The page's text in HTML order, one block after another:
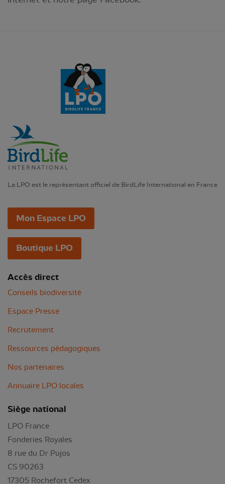
La LPO est le représentant officiel de BirdLife International en France
Mon Espace LPO
Boutique LPO
Accès direct
Conseils biodiversité
Espace Presse
Recrutement
Ressources pédagogiques
Nos partenaires
Annuaire LPO locales
Siège national
LPO France
Fonderies Royales
8 rue du Dr Pujos
CS 90263
17305 Rochefort Cedex